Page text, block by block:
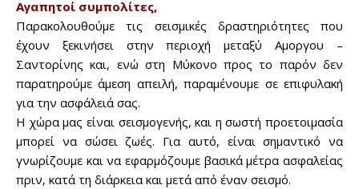
Αγαπητοί συμπολίτες,
Παρακολουθούμε τις σεισμικές δραστηριότητες που
έχουν ξεκινήσει στην περιοχή μεταξύ Αμοργου –
Σαντορίνης και, ενώ στη Μύκονο προς το παρόν δεν
παρατηρούμε άμεση απειλή, παραμένουμε σε επιφυλακή
για την ασφάλειά σας.
Η χώρα μας είναι σεισμογενής, και η σωστή προετοιμασία
μπορεί να σώσει ζωές. Για αυτό, είναι σημαντικό να
γνωρίζουμε και να εφαρμόζουμε βασικά μέτρα ασφαλείας
πριν, κατά τη διάρκεια και μετά από έναν σεισμό.